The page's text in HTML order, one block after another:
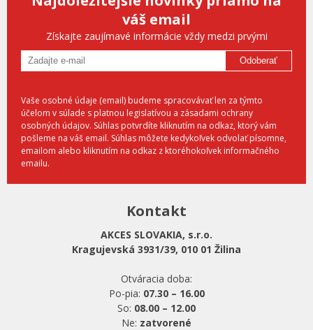
váš email
Získajte zaujímavé informácie vždy medzi prvými
Odoberať
Vaše osobné údaje (email) budeme spracovávať len za týmto
účelom v súlade s platnou legislatívou a zásadami ochrany
osobných údajov. Súhlas potvrdíte kliknutím na odkaz, ktorý vám
pošleme na váš email. Súhlas môžete kedykoľvek odvolať písomne,
emailom alebo kliknutím na odkaz z ktoréhokoľvek informačného
emailu.
Kontakt
AKCES SLOVAKIA, s.r.o.
Kragujevská 3931/39, 010 01 Žilina
Otváracia doba:
Po-pia: 07.30 – 16.00
So: 08.00 – 12.00
Ne: zatvorené